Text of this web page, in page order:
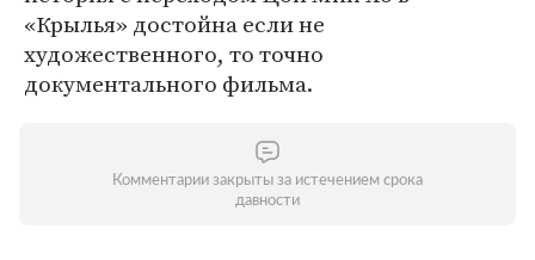
«Крылья» достойна если не
художественного, то точно
документального фильма.
Комментарии закрыты за истечением срока
давности